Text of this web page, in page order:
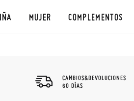
MUJER COMPLEMENTOS
CAMBIOS&DEVOLUCIONES
60 DÍAS